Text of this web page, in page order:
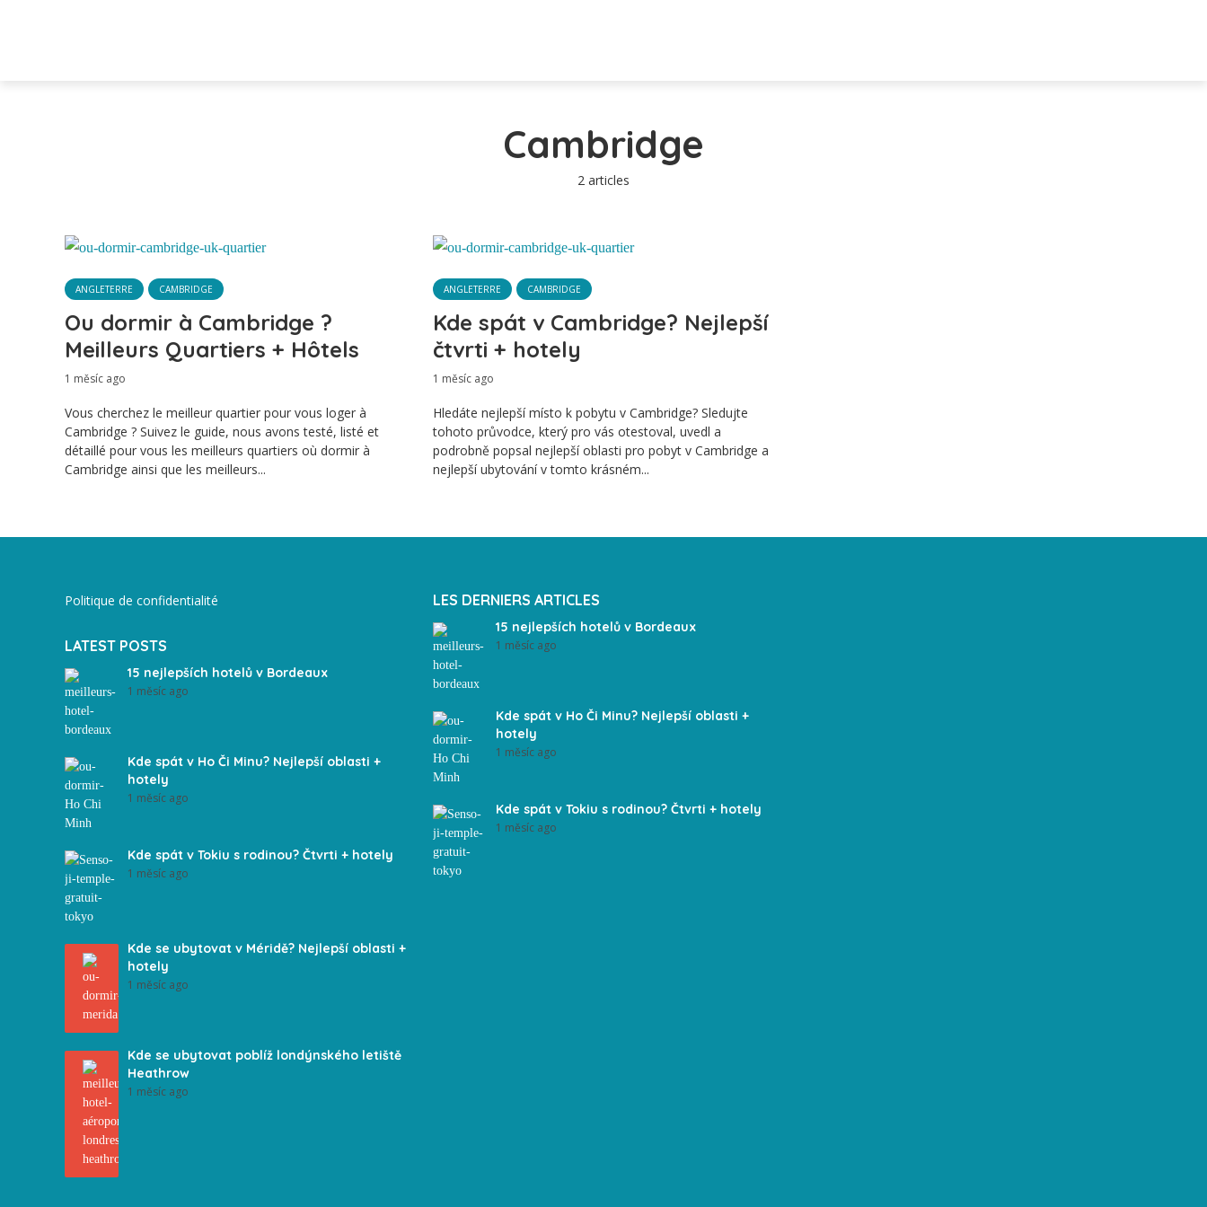
Cambridge
2 articles
ANGLETERRE CAMBRIDGE
Ou dormir à Cambridge ?
Meilleurs Quartiers + Hôtels
1 měsíc ago
Vous cherchez le meilleur quartier pour vous loger à
Cambridge ? Suivez le guide, nous avons testé, listé et
détaillé pour vous les meilleurs quartiers où dormir à
Cambridge ainsi que les meilleurs...
ANGLETERRE CAMBRIDGE
Kde spát v Cambridge? Nejlepší
čtvrti + hotely
1 měsíc ago
Hledáte nejlepší místo k pobytu v Cambridge? Sledujte
tohoto průvodce, který pro vás otestoval, uvedl a
podrobně popsal nejlepší oblasti pro pobyt v Cambridge a
nejlepší ubytování v tomto krásném...
Politique de confidentialité
LATEST POSTS
15 nejlepších hotelů v Bordeaux
1 měsíc ago
Kde spát v Ho Či Minu? Nejlepší oblasti +
hotely
1 měsíc ago
Kde spát v Tokiu s rodinou? Čtvrti + hotely
1 měsíc ago
Kde se ubytovat v Méridě? Nejlepší oblasti +
hotely
1 měsíc ago
Kde se ubytovat poblíž londýnského letiště
Heathrow
1 měsíc ago
LES DERNIERS ARTICLES
15 nejlepších hotelů v Bordeaux
1 měsíc ago
Kde spát v Ho Či Minu? Nejlepší oblasti +
hotely
1 měsíc ago
Kde spát v Tokiu s rodinou? Čtvrti + hotely
1 měsíc ago